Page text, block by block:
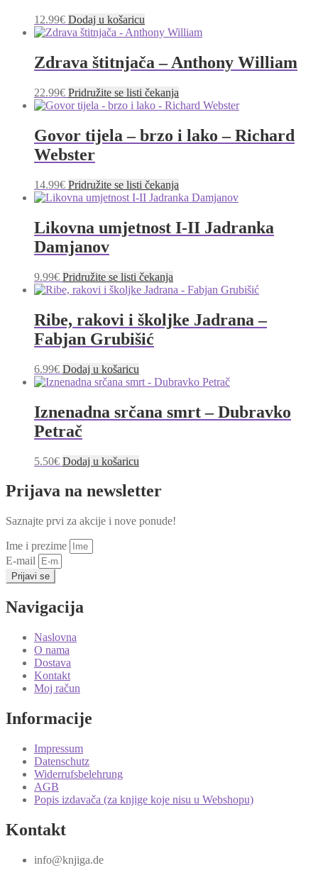
12.99€ Dodaj u košaricu
Zdrava štitnjača – Anthony William
22.99€ Pridružite se listi čekanja
Govor tijela – brzo i lako – Richard
Webster
14.99€ Pridružite se listi čekanja
Likovna umjetnost I-II Jadranka
Damjanov
9.99€ Pridružite se listi čekanja
Ribe, rakovi i školjke Jadrana –
Fabjan Grubišić
6.99€ Dodaj u košaricu
Iznenadna srčana smrt – Dubravko
Petrač
5.50€ Dodaj u košaricu
Prijava na newsletter
Saznajte prvi za akcije i nove ponude!
Ime i prezime
E-mail
Prijavi se
Navigacija
Naslovna
O nama
Dostava
Kontakt
Moj račun
Informacije
Impressum
Datenschutz
Widerrufsbelehrung
AGB
Popis izdavača (za knjige koje nisu u Webshopu)
Kontakt
info@knjiga.de